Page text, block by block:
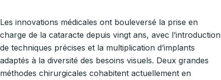
Les innovations médicales ont bouleversé la prise en
charge de la cataracte depuis vingt ans, avec l’introduction
de techniques précises et la multiplication d’implants
adaptés à la diversité des besoins visuels. Deux grandes
méthodes chirurgicales cohabitent actuellement en